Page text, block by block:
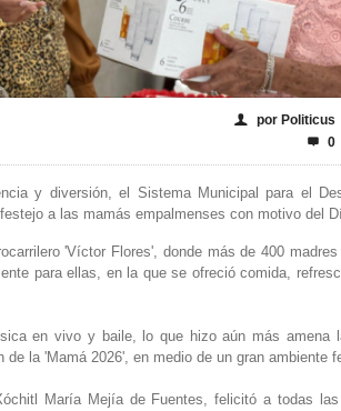
👤 por Politicus
 0
y diversión, el Sistema Municipal para el
a las mamás empalmenses con motivo del
'Víctor Flores', donde más de 400
para ellas, en la que se ofreció comida,
en vivo y baile, lo que hizo aún más amena
la 'Mamá 2026', en medio de un gran ambiente
María Mejía de Fuentes, felicitó a todas